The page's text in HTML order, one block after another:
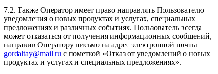
7.2. Также Оператор имеет право направлять Пользователю
уведомления о новых продуктах и услугах, специальных
предложениях и различных событиях. Пользователь всегда
может отказаться от получения информационных сообщений,
направив Оператору письмо на адрес электронной почты
gordaltay@mail.ru с пометкой «Отказ от уведомлений о новых
продуктах и услугах и специальных предложениях».